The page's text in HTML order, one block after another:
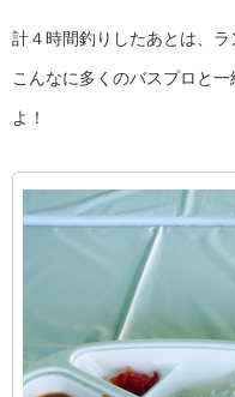
計４時間釣りしたあとは、ラ
こんなに多くのバスプロと
よ！